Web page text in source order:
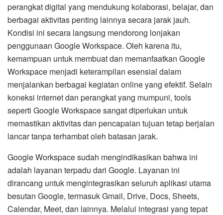
perangkat digital yang mendukung kolaborasi, belajar, dan
berbagai aktivitas penting lainnya secara jarak jauh.
Kondisi ini secara langsung mendorong lonjakan
penggunaan Google Workspace. Oleh karena itu,
kemampuan untuk membuat dan memanfaatkan Google
Workspace menjadi keterampilan esensial dalam
menjalankan berbagai kegiatan online yang efektif. Selain
koneksi internet dan perangkat yang mumpuni, tools
seperti Google Workspace sangat diperlukan untuk
memastikan aktivitas dan pencapaian tujuan tetap berjalan
lancar tanpa terhambat oleh batasan jarak.
Google Workspace sudah mengindikasikan bahwa ini
adalah layanan terpadu dari Google. Layanan ini
dirancang untuk mengintegrasikan seluruh aplikasi utama
besutan Google, termasuk Gmail, Drive, Docs, Sheets,
Calendar, Meet, dan lainnya. Melalui integrasi yang tepat